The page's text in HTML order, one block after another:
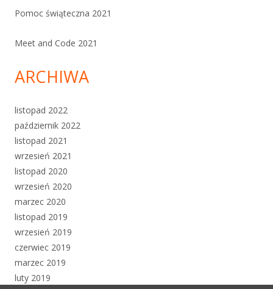
Pomoc świąteczna 2021
Meet and Code 2021
ARCHIWA
listopad 2022
październik 2022
listopad 2021
wrzesień 2021
listopad 2020
wrzesień 2020
marzec 2020
listopad 2019
wrzesień 2019
czerwiec 2019
marzec 2019
luty 2019